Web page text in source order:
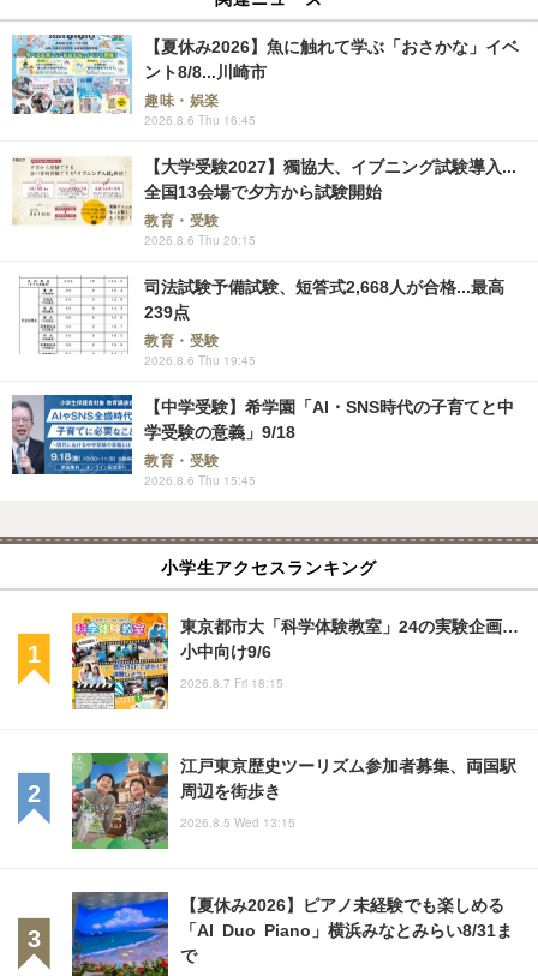
【夏休み2026】魚に触れて学ぶ「おさかな」イベ
ント8/8...川崎市
趣味・娯楽
2026.8.6 Thu 16:45
【大学受験2027】獨協大、イブニング試験導入...
全国13会場で夕方から試験開始
教育・受験
2026.8.6 Thu 20:15
司法試験予備試験、短答式2,668人が合格...最高
239点
教育・受験
2026.8.6 Thu 19:45
【中学受験】希学園「AI・SNS時代の子育てと中
学受験の意義」9/18
教育・受験
2026.8.6 Thu 15:45
小学生アクセスランキング
東京都市大「科学体験教室」24の実験企画…
小中向け9/6
2026.8.7 Fri 18:15
江戸東京歴史ツーリズム参加者募集、両国駅
周辺を街歩き
2026.8.5 Wed 13:15
【夏休み2026】ピアノ未経験でも楽しめる
「AI Duo Piano」横浜みなとみらい8/31ま
で